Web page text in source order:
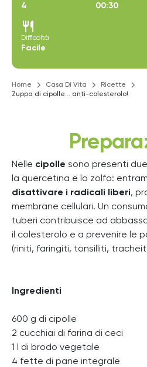
4 00:30
restaurant
Difficoltà
Facile
Home Casa Di Vita
Ricette
Zuppa di cipolle… anti-colesterolo!
Nelle cipolle sono presenti
la quercetina e lo zolfo:
disattivare i radicali liberi,
membrane cellulari. Un
tuberi contribuisce ad
il colesterolo e a prevenire le
(riniti, faringiti, tonsilliti,
Ingredienti
600 g di cipolle
2 cucchiai di farina di ceci
1 l di brodo vegetale
4 fette di pane integrale